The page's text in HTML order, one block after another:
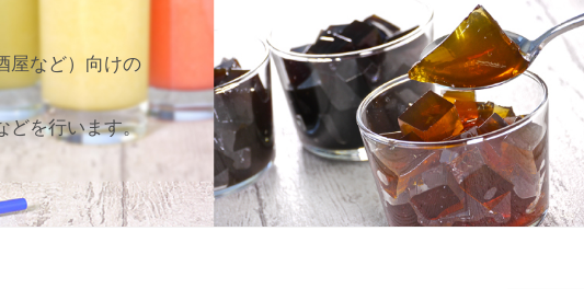
屋など）向けの
どを行います。